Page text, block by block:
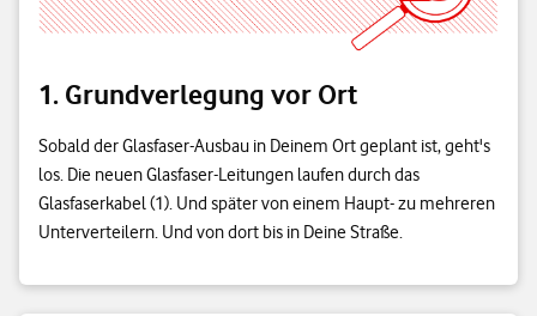
1. Grundverlegung vor Ort
Sobald der Glasfaser-Ausbau in Deinem Ort geplant ist, geht's
los. Die neuen Glasfaser-Leitungen laufen durch das
Glasfaserkabel (1). Und später von einem Haupt- zu mehreren
Unterverteilern. Und von dort bis in Deine Straße.